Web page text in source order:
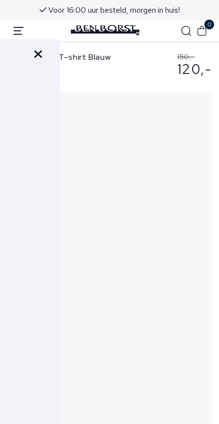
Voor 16:00 uur besteld, morgen in huis!
0
Stone Island T-shirt Blauw 150,-
120,-